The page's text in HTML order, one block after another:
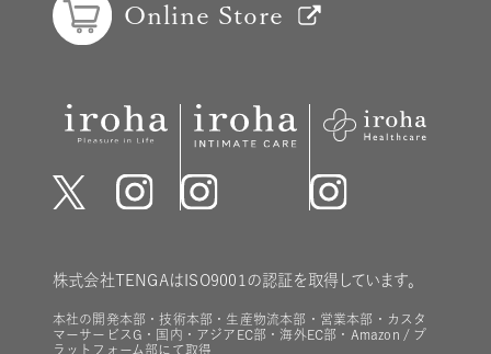
Online Store
株式会社TENGAはISO9001の認証を取得しています。
本社の開発本部・技術本部・生産物流本部・営業本部・カスタ
マーサービスG・国内・アジアEC部・海外EC部・Amazon / プ
ラットフォーム部にて取得